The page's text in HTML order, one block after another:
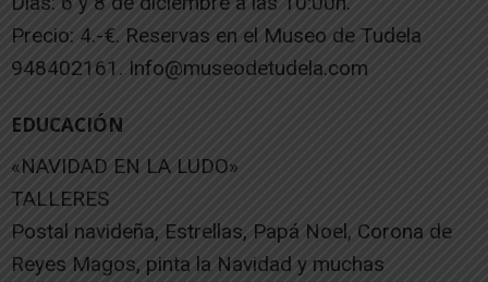
Precio: 4.-€. Reservas en el Museo de Tudela
948402161. Info@museodetudela.com
EDUCACIÓN
«NAVIDAD EN LA LUDO»
TALLERES
Postal navideña, Estrellas, Papá Noel, Corona de
Reyes Magos, pinta la Navidad y muchas